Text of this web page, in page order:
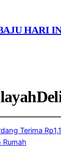
HARI